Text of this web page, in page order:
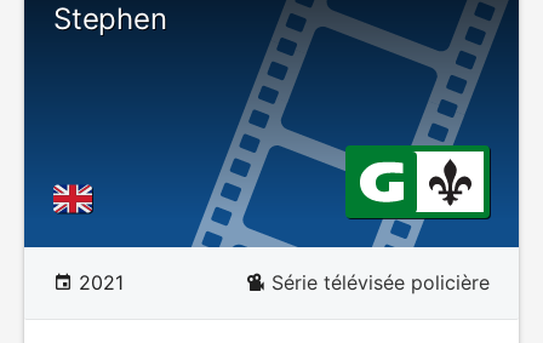
Stephen
2021 Série télévisée policière